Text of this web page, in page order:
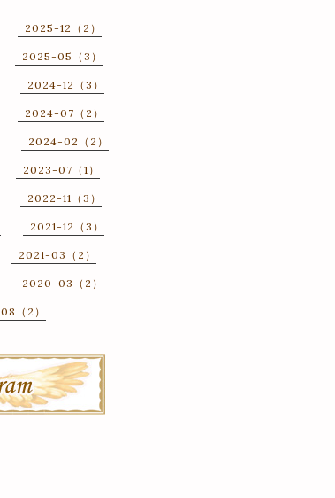
2025-12（2）
2025-05（3）
2024-12（3）
2024-07（2）
2024-02（2）
2023-07（1）
2022-11（3）
2021-12（3）
2021-03（2）
2020-03（2）
（2）